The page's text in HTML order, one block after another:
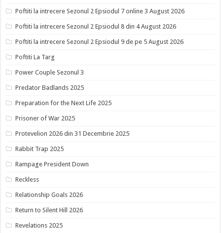
Poftiti la intrecere Sezonul 2 Epsiodul 7 online 3 August 2026
Poftiti la intrecere Sezonul 2 Epsiodul 8 din 4 August 2026
Poftiti la intrecere Sezonul 2 Epsiodul 9 de pe 5 August 2026
Poftiti La Targ
Power Couple Sezonul 3
Predator Badlands 2025
Preparation for the Next Life 2025
Prisoner of War 2025
Protevelion 2026 din 31 Decembrie 2025
Rabbit Trap 2025
Rampage President Down
Reckless
Relationship Goals 2026
Return to Silent Hill 2026
Revelations 2025